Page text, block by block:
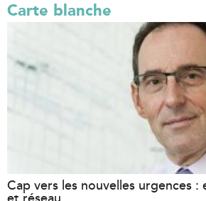
Carte blanche
Cap vers les nouvelles urgences :